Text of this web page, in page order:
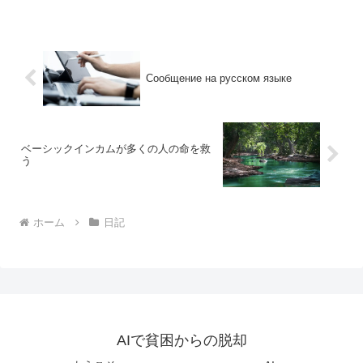
Сообщение на русском языке
ベーシックインカムが多くの人の命を救
う
ホーム 日記
AIで貧困からの脱却